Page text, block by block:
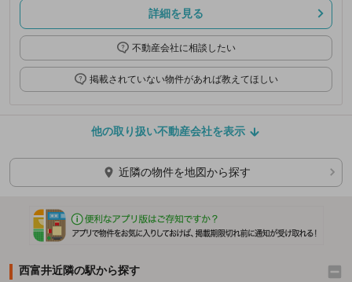
詳細を見る
不動産会社に相談したい
掲載されていない物件があれば教えてほしい
他の取り扱い不動産会社を表示
近隣の物件を地図から探す
西富井近隣の駅から探す